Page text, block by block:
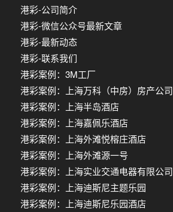
港彩-公司简介
港彩-微信公众号最新文章
港彩-最新动态
港彩-联系我们
港彩案例：3M工厂
港彩案例：上海万科（中房）房产公司
港彩案例：上海半岛酒店
港彩案例：上海嘉佩乐酒店
港彩案例：上海外滩悦榕庄酒店
港彩案例：上海外滩源一号
港彩案例：上海实业交通电器有限公司
港彩案例：上海迪斯尼主题乐园
港彩案例：上海迪斯尼乐园酒店